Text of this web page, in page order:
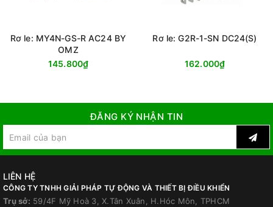
Rơ le: MY4N-GS-R AC24 BY
OMZ
145.800₫
Rơ le: G2R-1-SN DC24(S)
162.000₫
ĐĂNG KÝ NHẬN TIN
LIÊN HỆ
CÔNG TY TNHH GIẢI PHÁP TỰ ĐỘNG VÀ THIẾT BỊ ĐIỀU KHIỂN
Trụ sở: 59/4F Mỹ Hoà 3, X.Tân Xuân, H.Hóc Môn, TPHCM